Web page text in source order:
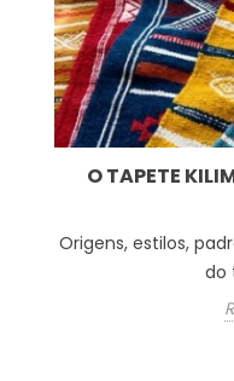
O TAPETE
Origens, estilos,
do